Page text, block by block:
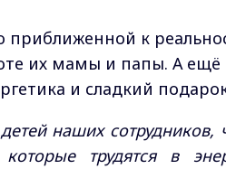
приближенной к
их мамы и папы. А
и сладкий
наших
трудятся в